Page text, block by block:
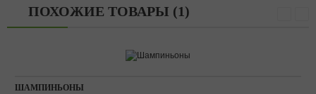
ПОХОЖИЕ ТОВАРЫ (1)
ШАМПИНЬОНЫ